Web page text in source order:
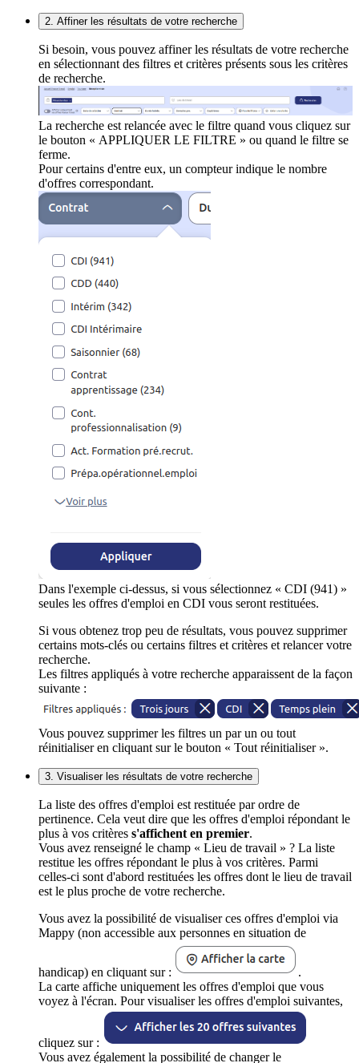
2. Affiner les résultats de votre recherche
Si besoin, vous pouvez affiner les résultats de votre recherche
en sélectionnant des filtres et critères présents sous les critères
de recherche.
La recherche est relancée avec le filtre quand vous cliquez sur
le bouton « APPLIQUER LE FILTRE » ou quand le filtre se
ferme.
Pour certains d'entre eux, un compteur indique le nombre
d'offres correspondant.
Dans l'exemple ci-dessus, si vous sélectionnez « CDI (941) »
seules les offres d'emploi en CDI vous seront restituées.
Si vous obtenez trop peu de résultats, vous pouvez supprimer
certains mots-clés ou certains filtres et critères et relancer votre
recherche.
Les filtres appliqués à votre recherche apparaissent de la façon
suivante :
Vous pouvez supprimer les filtres un par un ou tout
réinitialiser en cliquant sur le bouton « Tout réinitialiser ».
3. Visualiser les résultats de votre recherche
La liste des offres d'emploi est restituée par ordre de
pertinence. Cela veut dire que les offres d'emploi répondant le
plus à vos critères s'affichent en premier.
Vous avez renseigné le champ « Lieu de travail » ? La liste
restitue les offres répondant le plus à vos critères. Parmi
celles-ci sont d'abord restituées les offres dont le lieu de travail
est le plus proche de votre recherche.
Vous avez la possibilité de visualiser ces offres d'emploi via
Mappy (non accessible aux personnes en situation de
handicap) en cliquant sur :
.
La carte affiche uniquement les offres d'emploi que vous
voyez à l'écran. Pour visualiser les offres d'emploi suivantes,
cliquez sur :
Vous avez également la possibilité de changer le